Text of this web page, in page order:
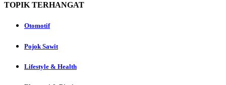
TOPIK TERHANGAT
Otomotif
Pojok Sawit
Lifestyle & Health